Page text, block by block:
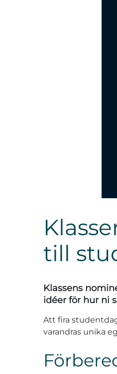
till
Klassens
idéer för hur ni
Att fira
varandras unika